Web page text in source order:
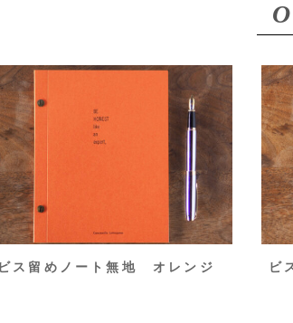
ビス留めノート無地 オレンジ ビ